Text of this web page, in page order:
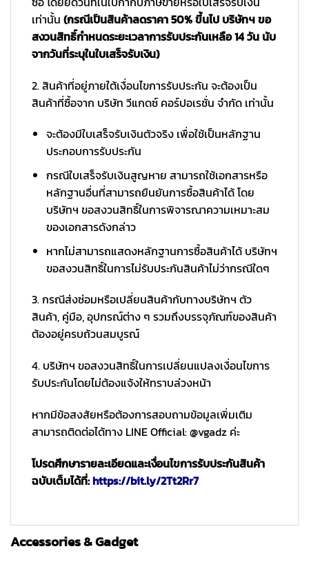
เท่านั้น (กรณีเป็นสินค้าลดราคา 50% ขึ้นไป บริษัทฯ ขอ
สงวนสิทธิ์กำหนดระยะเวลาการรับประกันเหลือ 14 วัน นับ
จากวันที่ระบุในใบเสร็จรับเงิน)
2. สินค้าที่อยู่ภายใต้เงื่อนไขการรับประกัน จะต้องเป็น
สินค้าที่ซื้อจาก บริษัท วีแกดซ์ คอร์ปอเรชั่น จำกัด เท่านั้น
จะต้องมีใบเสร็จรับเงินตัวจริง เพื่อใช้เป็นหลักฐาน
ประกอบการรับประกัน
กรณีใบเสร็จรับเงินสูญหาย สามารถใช้เอกสารหรือ
หลักฐานอื่นที่สามารถยืนยันการซื้อสินค้าได้ โดย
บริษัทฯ ขอสงวนสิทธิ์ในการพิจารณาความเหมาะสม
ของเอกสารดังกล่าว
หากไม่สามารถแสดงหลักฐานการซื้อสินค้าได้ บริษัทฯ
ขอสงวนสิทธิ์ในการไม่รับประกันสินค้าไม่ว่ากรณีใดๆ
3. กรณีส่งซ่อมหรือเปลี่ยนสินค้ากับทางบริษัทฯ ตัว
สินค้า, คู่มือ, อุปกรณ์ต่าง ๆ รวมถึงบรรจุภัณฑ์ของสินค้า
ต้องอยู่ครบถ้วนสมบูรณ์
4. บริษัทฯ ขอสงวนสิทธิ์ในการเปลี่ยนแปลงเงื่อนไขการ
รับประกันโดยไม่ต้องแจ้งให้ทราบล่วงหน้า
หากมีข้อสงสัยหรือต้องการสอบถามข้อมูลเพิ่มเติม
สามารถติดต่อได้ทาง LINE Official: @vgadz ค่ะ
โปรดศึกษารายละเอียดและเงื่อนไขการรับประกันสินค้า
ฉบับเต็มได้ที่:https://bit.ly/2Tt2Rr7
Accessories & Gadget